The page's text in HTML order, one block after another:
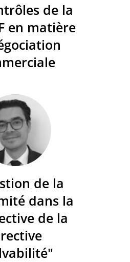
de la
en matière
de la
dans la
de la